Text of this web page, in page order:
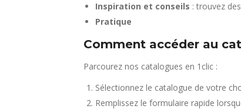
Inspiration et conseils : trouvez
Pratique
Comment accéder au
Parcourez nos catalogues en 1clic :
Sélectionnez le catalogue de votre
Remplissez le formulaire rapide